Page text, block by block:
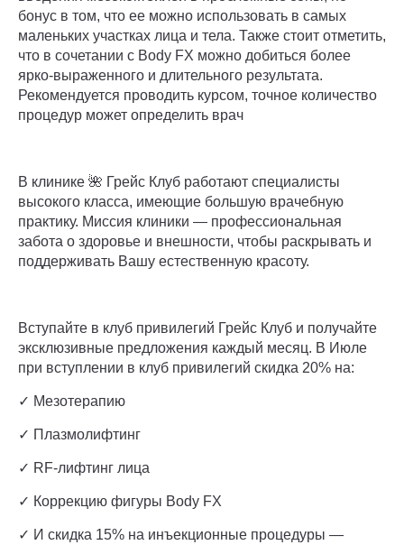
бонус в том, что ее можно использовать в самых
маленьких участках лица и тела. Также стоит отметить,
что в сочетании с Body FX можно добиться более
ярко-выраженного и длительного результата.
Рекомендуется проводить курсом, точное количество
процедур может определить врач
В клинике 🌺 Грейс Клуб работают специалисты
высокого класса, имеющие большую врачебную
практику. Миссия клиники — профессиональная
забота о здоровье и внешности, чтобы раскрывать и
поддерживать Вашу естественную красоту.
Вступайте в клуб привилегий Грейс Клуб и получайте
эксклюзивные предложения каждый месяц. В Июле
при вступлении в клуб привилегий скидка 20% на:
✓ Мезотерапию
✓ Плазмолифтинг
✓ RF-лифтинг лица
✓ Коррекцию фигуры Body FX
✓ И скидка 15% на инъекционные процедуры —